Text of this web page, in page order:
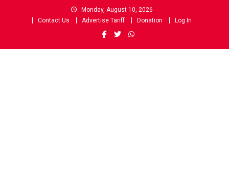
Monday, August 10, 2026
Contact Us
Advertise Tariff Donation Log In